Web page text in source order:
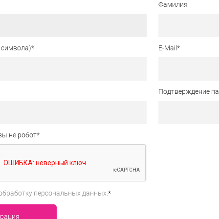
Фамилия
* E-Mail *
Подтверждение
не робот*
персональных данных.*